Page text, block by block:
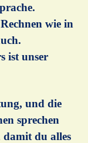
wie in
ist unser
und die
sprechen
damit du alles